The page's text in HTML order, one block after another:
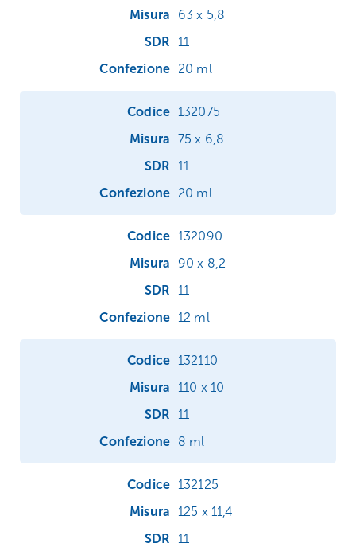
63 x 5,8
11
20 ml
132075
75 x 6,8
11
20 ml
132090
90 x 8,2
11
12 ml
132110
110 x 10
11
8 ml
132125
125 x 11,4
11